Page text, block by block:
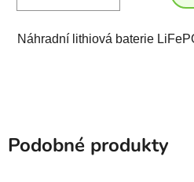
Náhradní lithiová baterie
Podobné produkty